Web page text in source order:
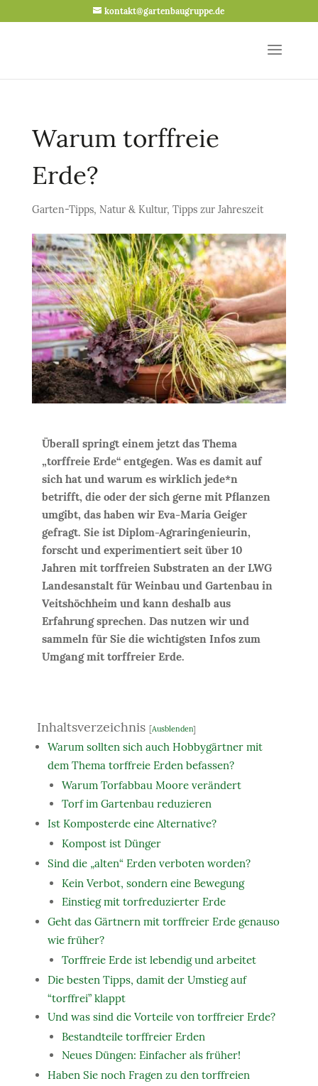
kontakt@gartenbaugruppe.de
Warum torffreie
Erde?
Garten-Tipps, Natur & Kultur, Tipps zur Jahreszeit
Überall springt einem jetzt das Thema
„torffreie Erde“ entgegen. Was es damit auf
sich hat und warum es wirklich jede*n
betrifft, die oder der sich gerne mit Pflanzen
umgibt, das haben wir Eva-Maria Geiger
gefragt. Sie ist Diplom-Agraringenieurin,
forscht und experimentiert seit über 10
Jahren mit torffreien Substraten an der LWG
Landesanstalt für Weinbau und Gartenbau in
Veitshöchheim und kann deshalb aus
Erfahrung sprechen. Das nutzen wir und
sammeln für Sie die wichtigsten Infos zum
Umgang mit torffreier Erde.
Inhaltsverzeichnis [Ausblenden]
Warum sollten sich auch Hobbygärtner mit
dem Thema torffreie Erden befassen?
Warum Torfabbau Moore verändert
Torf im Gartenbau reduzieren
Ist Komposterde eine Alternative?
Kompost ist Dünger
Sind die „alten“ Erden verboten worden?
Kein Verbot, sondern eine Bewegung
Einstieg mit torfreduzierter Erde
Geht das Gärtnern mit torffreier Erde genauso
wie früher?
Torffreie Erde ist lebendig und arbeitet
Die besten Tipps, damit der Umstieg auf
“torffrei” klappt
Und was sind die Vorteile von torffreier Erde?
Bestandteile torffreier Erden
Neues Düngen: Einfacher als früher!
Haben Sie noch Fragen zu den torffreien